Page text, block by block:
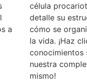
a
célula
detalle su
cómo se
la vida. ¡Haz
conocimientos
nuestra
mismo!